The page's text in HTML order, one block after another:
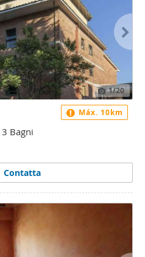
1/20
3 Bagni
Contatta
Máx. 10km